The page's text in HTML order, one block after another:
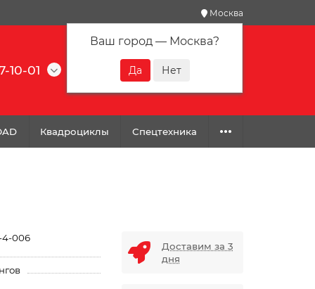
Москва
Ваш город — Москва?
10-01
Квадроциклы Спецтехника
4-006
Доставим за 3
дня